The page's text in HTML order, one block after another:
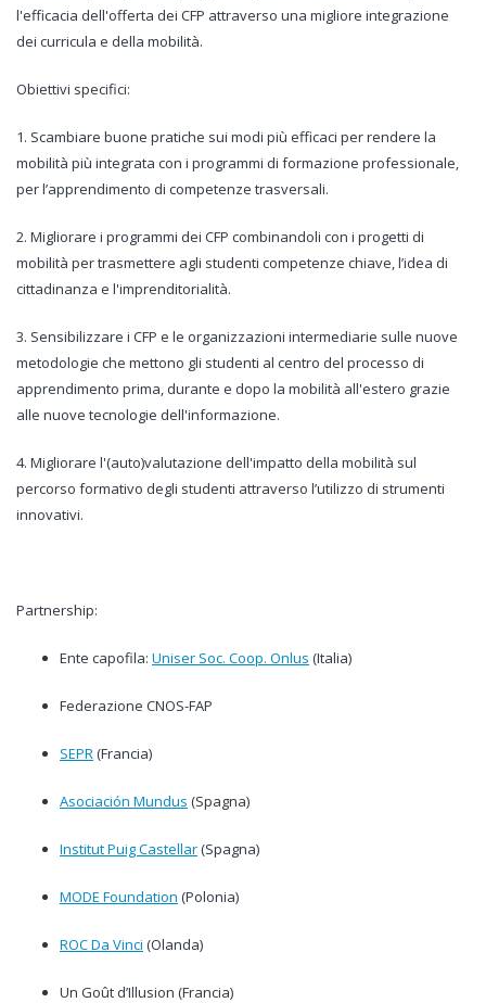
l'efficacia dell'offerta dei CFP attraverso una migliore integrazione
dei curricula e della mobilità.
Obiettivi specifici:
1. Scambiare buone pratiche sui modi più efficaci per rendere la
mobilità più integrata con i programmi di formazione professionale,
per l’apprendimento di competenze trasversali.
2. Migliorare i programmi dei CFP combinandoli con i progetti di
mobilità per trasmettere agli studenti competenze chiave, l’idea di
cittadinanza e l'imprenditorialità.
3. Sensibilizzare i CFP e le organizzazioni intermediarie sulle nuove
metodologie che mettono gli studenti al centro del processo di
apprendimento prima, durante e dopo la mobilità all'estero grazie
alle nuove tecnologie dell'informazione.
4. Migliorare l'(auto)valutazione dell'impatto della mobilità sul
percorso formativo degli studenti attraverso l’utilizzo di strumenti
innovativi.
Partnership:
Ente capofila: Uniser Soc. Coop. Onlus (Italia)
Federazione CNOS-FAP
SEPR (Francia)
Asociación Mundus (Spagna)
Institut Puig Castellar(Spagna)
MODE Foundation (Polonia)
ROC Da Vinci (Olanda)
Un Goût d’Illusion (Francia)